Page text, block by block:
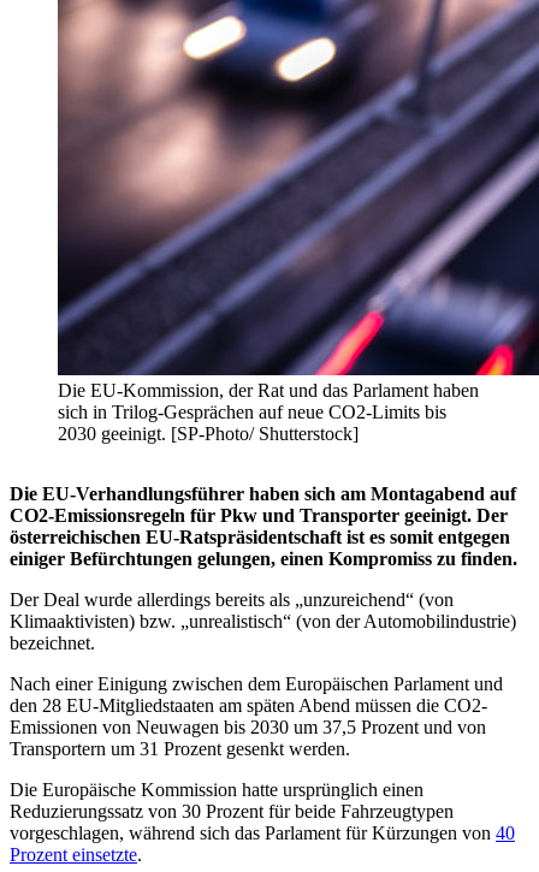
Die EU-Kommission, der Rat und das Parlament haben
sich in Trilog-Gesprächen auf neue CO2-Limits bis
2030 geeinigt. [SP-Photo/ Shutterstock]
Die EU-Verhandlungsführer haben sich am Montagabend auf
CO2-Emissionsregeln für Pkw und Transporter geeinigt. Der
österreichischen EU-Ratspräsidentschaft ist es somit entgegen
einiger Befürchtungen gelungen, einen Kompromiss zu finden.
Der Deal wurde allerdings bereits als „unzureichend“ (von
Klimaaktivisten) bzw. „unrealistisch“ (von der Automobilindustrie)
bezeichnet.
Nach einer Einigung zwischen dem Europäischen Parlament und
den 28 EU-Mitgliedstaaten am späten Abend müssen die CO2-
Emissionen von Neuwagen bis 2030 um 37,5 Prozent und von
Transportern um 31 Prozent gesenkt werden.
Die Europäische Kommission hatte ursprünglich einen
Reduzierungssatz von 30 Prozent für beide Fahrzeugtypen
vorgeschlagen, während sich das Parlament für Kürzungen von 40
Prozent einsetzte.